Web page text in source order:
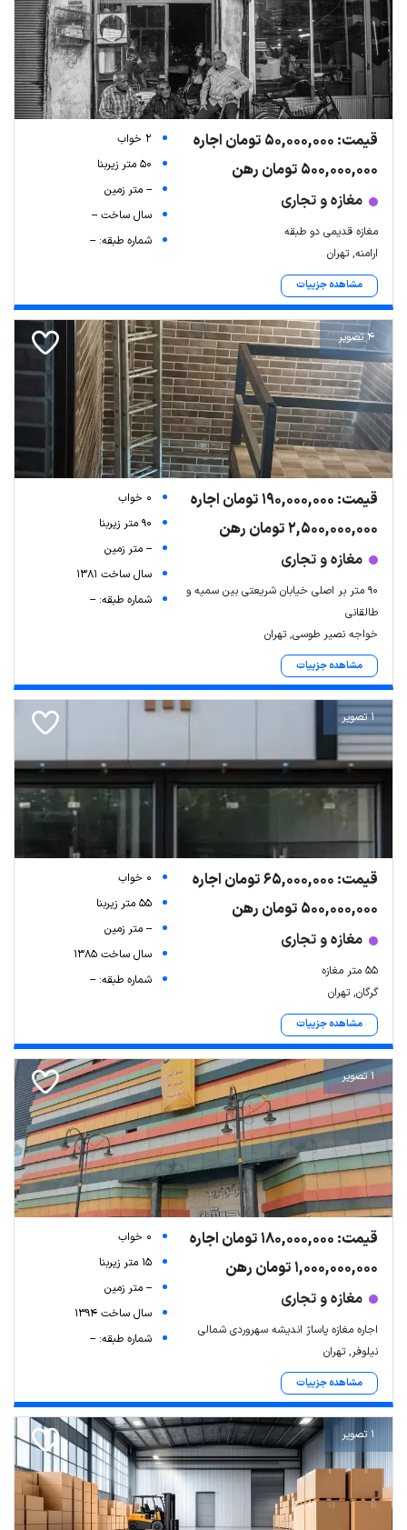
قیمت: 50,000,000 تومان اجاره
500,000,000 تومان رهن
مغازه و تجاری
مغازه قدیمی دو طبقه
ارامنه, تهران
مشاهده جزییات
2 خواب
50 متر زیربنا
-- متر زمین
سال ساخت --
شماره طبقه: --
4 تصویر
قیمت: 190,000,000 تومان اجاره
2,500,000,000 تومان رهن
مغازه و تجاری
90 متر بر اصلی خیابان شریعتی بین سمیه و
طالقانی
خواجه نصیر طوسی, تهران
مشاهده جزییات
0 خواب
90 متر زیربنا
-- متر زمین
سال ساخت 1381
شماره طبقه: --
1 تصویر
قیمت: 65,000,000 تومان اجاره
500,000,000 تومان رهن
مغازه و تجاری
۵۵ متر مغازه
گرگان, تهران
مشاهده جزییات
0 خواب
55 متر زیربنا
-- متر زمین
سال ساخت 1385
شماره طبقه: --
1 تصویر
قیمت: 180,000,000 تومان اجاره
1,000,000,000 تومان رهن
مغازه و تجاری
اجاره مغازه پاساژ اندیشه سهروردی شمالی
نیلوفر, تهران
مشاهده جزییات
0 خواب
15 متر زیربنا
-- متر زمین
سال ساخت 1394
شماره طبقه: --
1 تصویر